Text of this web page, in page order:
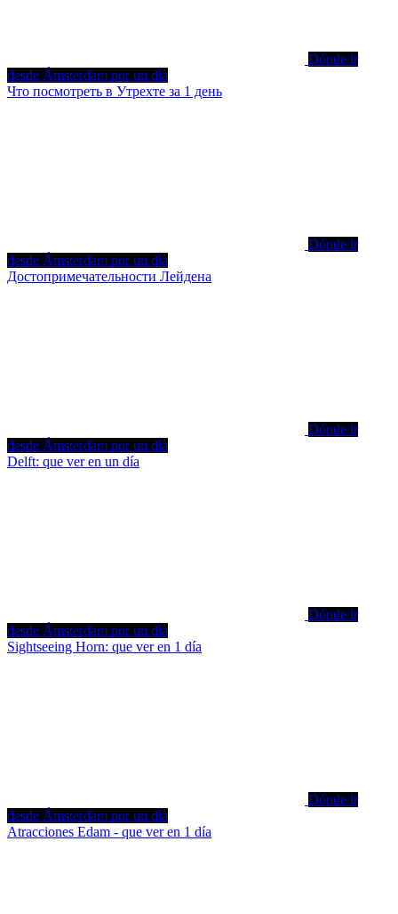
Dónde ir
desde Ámsterdam por un día
Что посмотреть в Утрехте за 1 день
Dónde ir
desde Ámsterdam por un día
Достопримечательности Лейдена
Dónde ir
desde Ámsterdam por un día
Delft: que ver en un día
Dónde ir
desde Ámsterdam por un día
Sightseeing Horn: que ver en 1 día
Dónde ir
desde Ámsterdam por un día
Atracciones Edam - que ver en 1 día